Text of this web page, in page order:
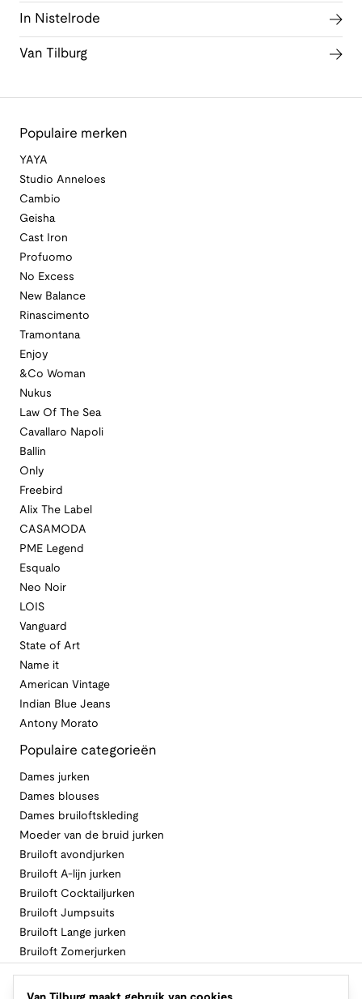
In Nistelrode
Van Tilburg
Populaire merken
YAYA
Studio Anneloes
Cambio
Geisha
Cast Iron
Profuomo
No Excess
New Balance
Rinascimento
Tramontana
Enjoy
&Co Woman
Nukus
Law Of The Sea
Cavallaro Napoli
Ballin
Only
Freebird
Alix The Label
CASAMODA
PME Legend
Esqualo
Neo Noir
LOIS
Vanguard
State of Art
Name it
American Vintage
Indian Blue Jeans
Antony Morato
Populaire categorieën
Dames jurken
Dames blouses
Dames bruiloftskleding
Moeder van de bruid jurken
Bruiloft avondjurken
Bruiloft A-lijn jurken
Bruiloft Cocktailjurken
Bruiloft Jumpsuits
Bruiloft Lange jurken
Bruiloft Zomerjurken
Volg Van Tilburg